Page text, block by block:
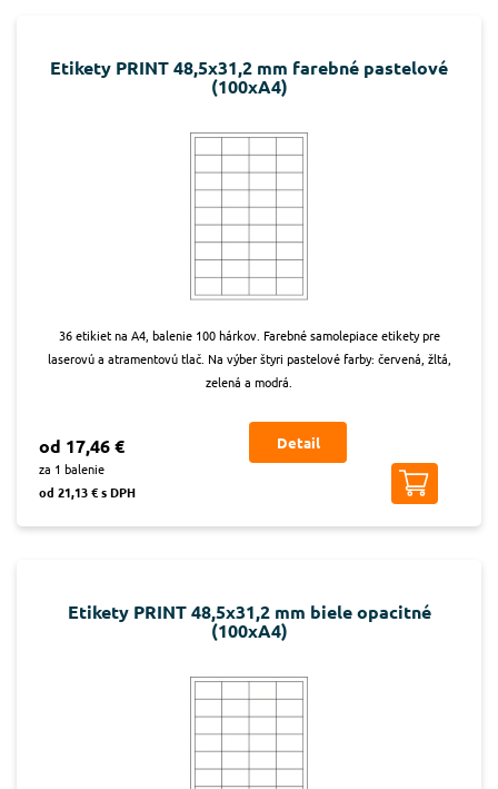
Etikety PRINT 48,5x31,2 mm farebné pastelové
(100xA4)
36 etikiet na A4, balenie 100 hárkov. Farebné samolepiace etikety pre
laserovú a atramentovú tlač. Na výber štyri pastelové farby: červená, žltá,
zelená a modrá.
od 17,46 €
za 1 balenie
od 21,13 € s DPH
Detail
Etikety PRINT 48,5x31,2 mm biele opacitné
(100xA4)